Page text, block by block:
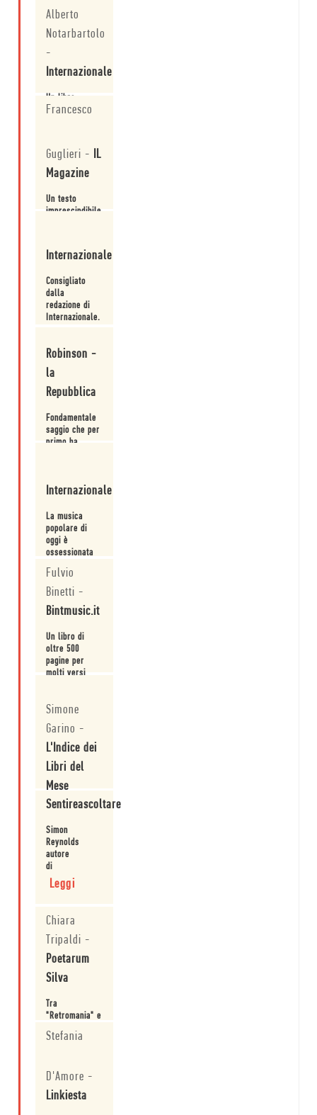
mondo
di
oggi:
"La
ha
L'intervista.
Alberto
Notarbartolo
-
Internazionale
Un libro
fondamentale.
Francesco
Guglieri -
IL
Magazine
Un testo
imprescindibile.
Internazionale
Consigliato
dalla
redazione di
Internazionale.
Robinson -
la
Repubblica
Fondamentale
saggio che per
primo ha
passato.
Internazionale
La musica
popolare di
oggi è
ossessionata
passato, non
si fa che
ricordare e
Continueremo
a vivere
oppressi dalla
nostalgia
rivelerà solo
una fase?
Fulvio
Binetti -
Bintmusic.it
Un libro di
oltre 500
pagine per
molti versi
Simone
Garino -
L'Indice dei
Libri del
Mese
saggio.
Profonda
riflessione sul
concetto
postmoderno
di "nostalgia".
Sentireascoltare
Simon
Reynolds,
autore
di
"Retromania",
annuncia
nuovo
libro.
Leggi
Chiara
Tripaldi -
Poetarum
Silva
Tra
"Retromania" e
un racconto
Stefania
D'Amore -
Linkiesta